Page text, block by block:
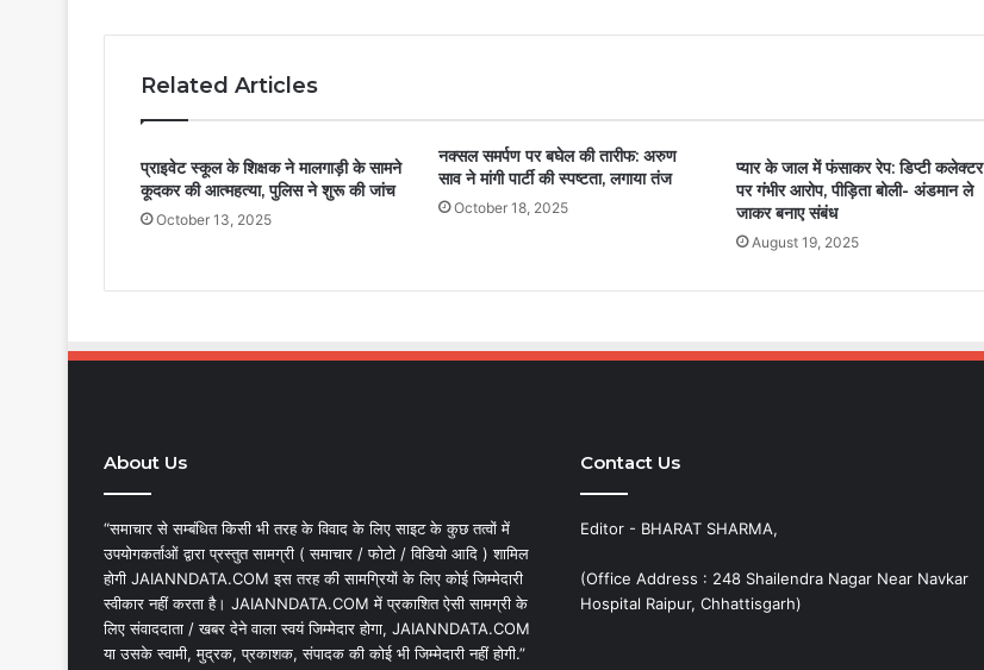
Related Articles
प्राइवेट स्कूल के शिक्षक ने मालगाड़ी के सामने
कूदकर की आत्महत्या, पुलिस ने शुरू की जांच
October 13, 2025
नक्सल समर्पण पर बघेल की तारीफ: अरुण
साव ने मांगी पार्टी की स्पष्टता, लगाया तंज
October 18, 2025
प्यार के जाल में फंसाकर रेप: डिप्टी कलेक्टर
पर गंभीर आरोप, पीड़िता बोली- अंडमान ले
जाकर बनाए संबंध
August 19, 2025
About Us
“समाचार से सम्बंधित किसी भी तरह के विवाद के लिए साइट के कुछ तत्वों में
उपयोगकर्ताओं द्वारा प्रस्तुत सामग्री ( समाचार / फोटो / विडियो आदि ) शामिल
होगी JAIANNDATA.COM इस तरह की सामग्रियों के लिए कोई जिम्मेदारी
स्वीकार नहीं करता है। JAIANNDATA.COM में प्रकाशित ऐसी सामग्री के
लिए संवाददाता / खबर देने वाला स्वयं जिम्मेदार होगा, JAIANNDATA.COM
या उसके स्वामी, मुद्रक, प्रकाशक, संपादक की कोई भी जिम्मेदारी नहीं होगी.”
Contact Us
Editor - BHARAT SHARMA,
(Office Address : 248 Shailendra Nagar Near Navkar
Hospital Raipur, Chhattisgarh)